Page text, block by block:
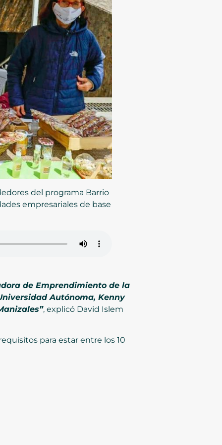
del programa Barrio
empresariales de base
de Emprendimiento de la
Autónoma, Kenny
, explicó David Islem
para estar entre los 10